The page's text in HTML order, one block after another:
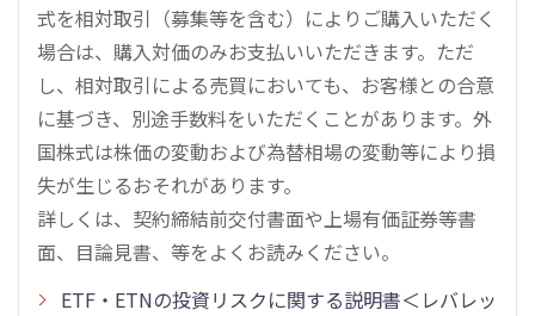
式を相対取引（募集等を含む）によりご購入いただく
場合は、購入対価のみお支払いいただきます。ただ
し、相対取引による売買においても、お客様との合意
に基づき、別途手数料をいただくことがあります。外
国株式は株価の変動および為替相場の変動等により損
失が生じるおそれがあります。
詳しくは、契約締結前交付書面や上場有価証券等書
面、目論見書、等をよくお読みください。
ETF・ETNの投資リスクに関する説明書＜レバレッ